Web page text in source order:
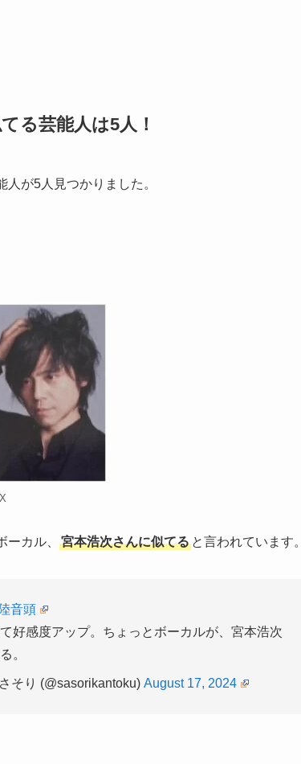
る芸能人は5人！
が5人見つかりました。
カル、 宮本浩次さんに似てる と言われています。
音頭
好感度アップ。ちょっとボーカルが、宮本浩次
。
そり (@sasorikantoku)August 17, 2024